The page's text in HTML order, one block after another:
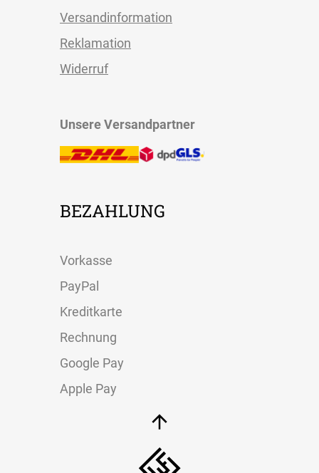
Versandinformation
Reklamation
Widerruf
Unsere Versandpartner
BEZAHLUNG
Vorkasse
PayPal
Kreditkarte
Rechnung
Google Pay
Apple Pay